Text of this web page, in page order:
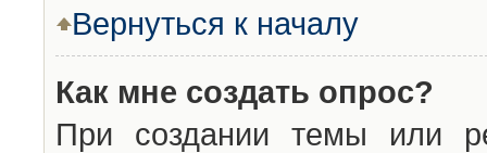
Вернуться к началу
Как мне создать опрос?
При создании темы или